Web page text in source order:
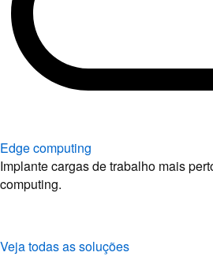
Edge computing
Implante cargas de trabalho mais
computing.
Veja todas as soluções